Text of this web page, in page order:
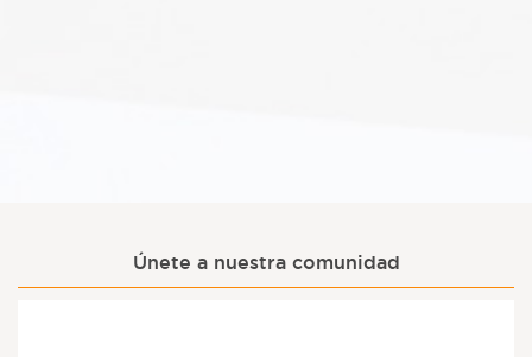
Únete a nuestra comunidad